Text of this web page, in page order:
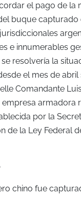
el pago de la
buque capturado
e innumerables
resolvería la
el mes de
Comandante
empresa armadora
por la
de la Ley Federal
chino fue